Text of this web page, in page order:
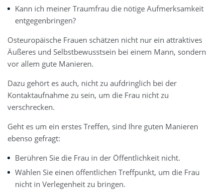
Kann ich meiner Traumfrau die nötige Aufmerksamkeit
entgegenbringen?
Osteuropäische Frauen schätzen nicht nur ein attraktives
Äußeres und Selbstbewusstsein bei einem Mann, sondern
vor allem gute Manieren.
Dazu gehört es auch, nicht zu aufdringlich bei der
Kontaktaufnahme zu sein, um die Frau nicht zu
verschrecken.
Geht es um ein erstes Treffen, sind Ihre guten Manieren
ebenso gefragt:
Berühren Sie die Frau in der Öffentlichkeit nicht.
Wählen Sie einen öffentlichen Treffpunkt, um die Frau
nicht in Verlegenheit zu bringen.